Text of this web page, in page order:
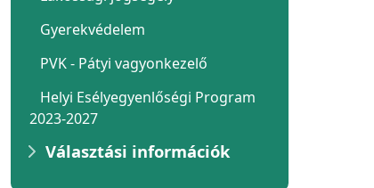
Gyerekvédelem
PVK - Pátyi vagyonkezelő
Helyi Esélyegyenlőségi Program
2023-2027
Választási információk